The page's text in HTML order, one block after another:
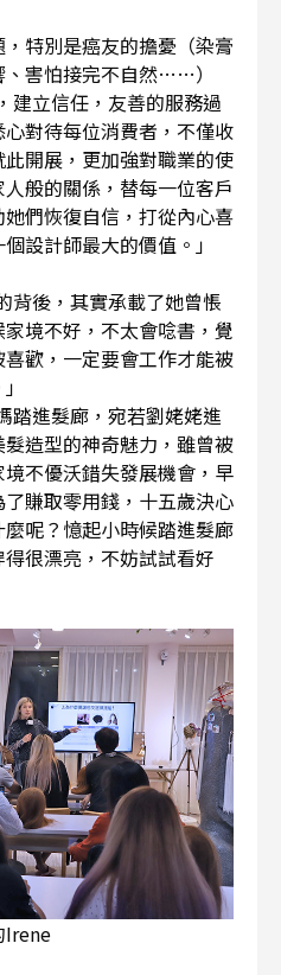
特別是癌友的擔憂（染膏
害怕接完不自然……）
建立信任，友善的服務過
對待每位消費者，不僅收
開展，更加強對職業的使
般的關係，替每一位客戶
們恢復自信，打從內心喜
設計師最大的價值。」
背後，其實承載了她曾悵
境不好，不太會唸書，覺
歡，一定要會工作才能被
踏進髮廊，宛若劉姥姥進
造型的神奇魅力，雖曾被
不優沃錯失發展機會，早
賺取零用錢，十五歲決心
呢？憶起小時候踏進髮廊
很漂亮，不妨試試看好
Irene